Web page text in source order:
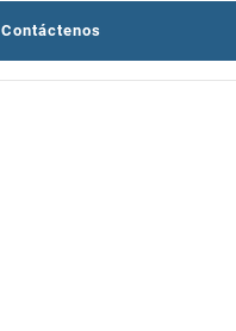
Contáctenos